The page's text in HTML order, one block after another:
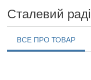
Сталевий
ВСЕ ПРО ТОВАР